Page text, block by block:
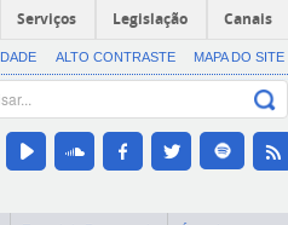
Serviços Legislação Canais
ALTO CONTRASTE MAPA DO SITE